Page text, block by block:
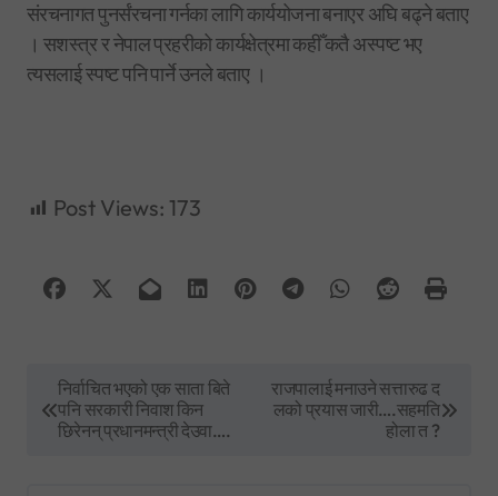
संरचनागत पुनर्संरचना गर्नका लागि कार्ययोजना बनाएर अघि बढ्ने बताए
। सशस्त्र र नेपाल प्रहरीको कार्यक्षेत्रमा कहीँ कतै अस्पष्ट भए
त्यसलाई स्पष्ट पनि पार्ने उनले बताए ।
Post Views: 173
o
निर्वाचित भएको एक साता बिते
पनि सरकारी निवाश किन
छिरेनन् प्रधानमन्त्री देउवा….
राजपालाई मनाउने सत्तारुढ द
लको प्रयास जारी….सहमति
होला त ?